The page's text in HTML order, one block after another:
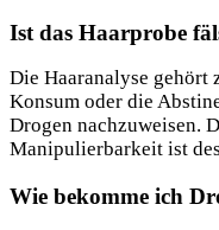
Ist das Haarprobe
Die Haaranalyse gehört
Konsum oder die
Drogen nachzuweisen.
Manipulierbarkeit ist
Wie bekomme ich